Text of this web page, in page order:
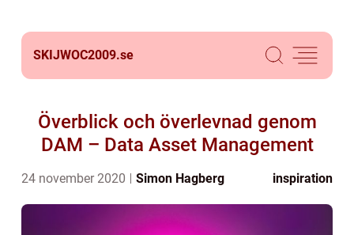
SKIJWOC2009.se
Överblick och överlevnad genom
DAM – Data Asset Management
24 november 2020 Simon Hagberg inspiration